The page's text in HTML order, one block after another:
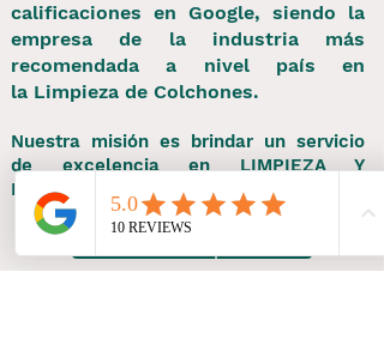
calificaciones en Google, siendo la
empresa de la industria más
recomendada a nivel país en
la Limpieza de Colchones.
Nuestra misión es brindar un servicio
de excelencia en LIMPIEZA Y
DESINFECCIÓN.